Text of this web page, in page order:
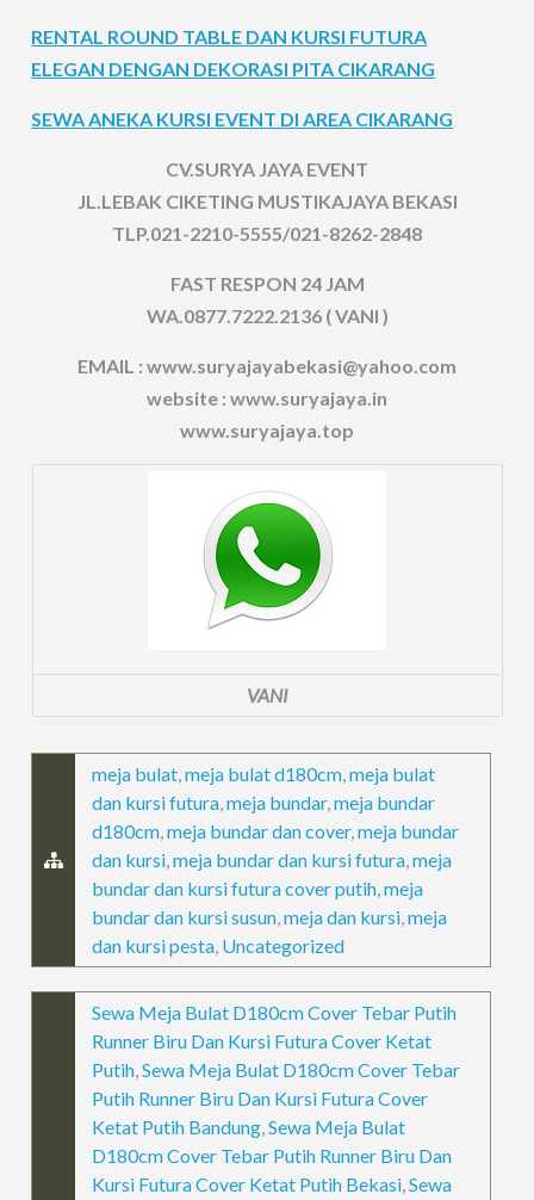
RENTAL ROUND TABLE DAN KURSI FUTURA
ELEGAN DENGAN DEKORASI PITA CIKARANG
SEWA ANEKA KURSI EVENT DI AREA CIKARANG
CV.SURYA JAYA EVENT
JL.LEBAK CIKETING MUSTIKAJAYA BEKASI
TLP.021-2210-5555/021-8262-2848
FAST RESPON 24 JAM
WA.0877.7222.2136 ( VANI )
EMAIL : www.suryajayabekasi@yahoo.com
website : www.suryajaya.in
www.suryajaya.top
VANI
meja bulat,meja bulat d180cm,meja bulat
dan kursi futura,meja bundar,meja bundar
d180cm,meja bundar dan cover,meja bundar
dan kursi,meja bundar dan kursi futura,meja
bundar dan kursi futura cover putih,meja
bundar dan kursi susun,meja dan kursi,meja
dan kursi pesta, Uncategorized
Sewa Meja Bulat D180cm Cover Tebar Putih
Runner Biru Dan Kursi Futura Cover Ketat
Putih,Sewa Meja Bulat D180cm Cover Tebar
Putih Runner Biru Dan Kursi Futura Cover
Ketat Putih Bandung,Sewa Meja Bulat
D180cm Cover Tebar Putih Runner Biru Dan
Kursi Futura Cover Ketat Putih Bekasi,Sewa